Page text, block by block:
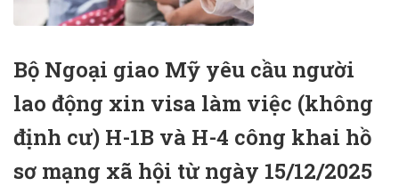
Bộ Ngoại giao Mỹ yêu cầu người
lao động xin visa làm việc (không
định cư) H-1B và H-4 công khai hồ
sơ mạng xã hội từ ngày 15/12/2025